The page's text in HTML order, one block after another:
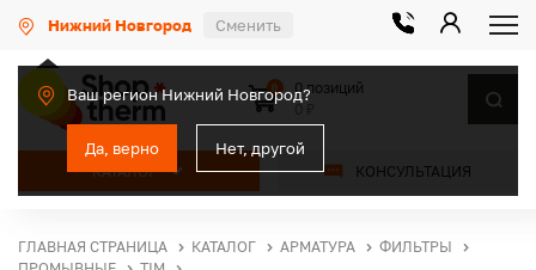
Нижний Новгород Сменить
Ваш регион Нижний Новгород?
Да, верно Нет, другой
КАТАЛОГ КОНСУЛЬТАЦИЯ
0
0 позиций
ГЛАВНАЯ СТРАНИЦА КАТАЛОГ АРМАТУРА
ФИЛЬТРЫ